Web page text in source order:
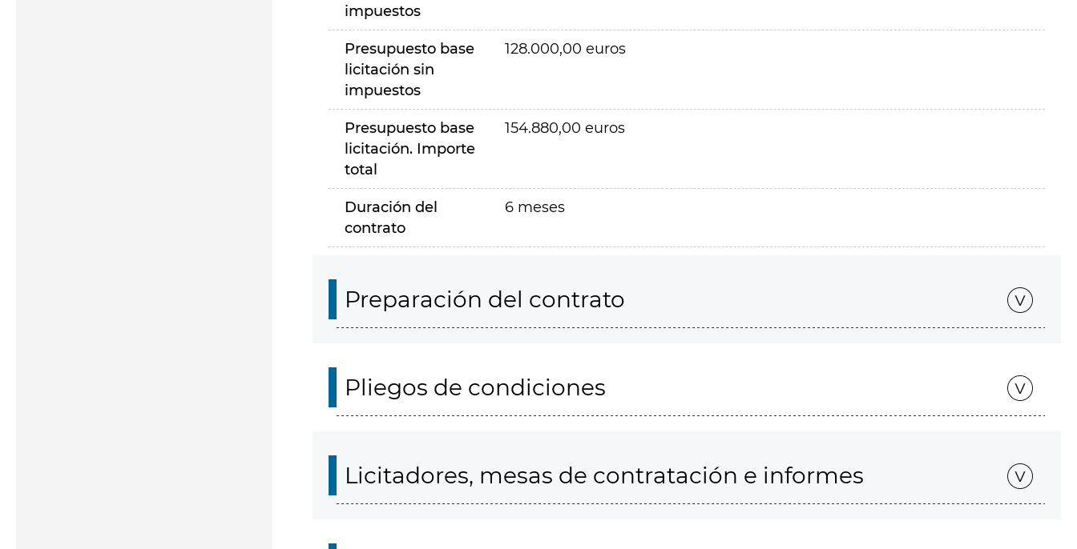
impuestos
Presupuesto base
licitación sin
impuestos
128.000,00 euros
Presupuesto base
licitación. Importe
total
154.880,00 euros
Duración del
contrato
6 meses
Preparación del contrato
Pliegos de condiciones
Licitadores, mesas de contratación e informes